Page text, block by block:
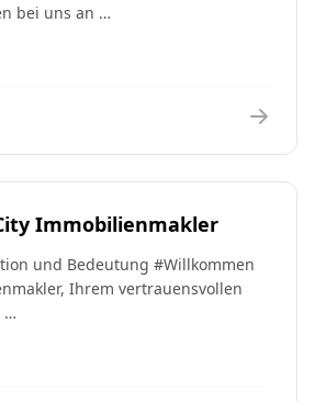
bei uns an …
Immobilienmakler
und Bedeutung #Willkommen
Ihrem vertrauensvollen
…